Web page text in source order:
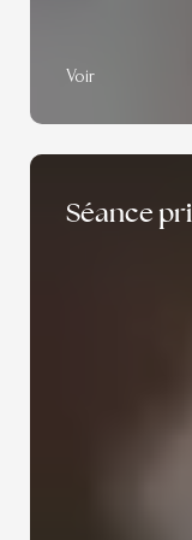
Voir
Séance